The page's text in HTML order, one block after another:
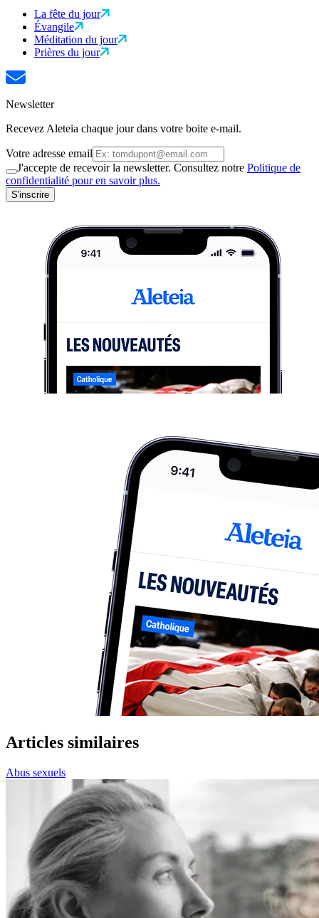
La fête du jour
Évangile
Méditation du jour
Prières du jour
Newsletter
Recevez Aleteia chaque jour dans votre boite e-mail.
Votre adresse email
J'accepte de recevoir la newsletter. Consultez notre Politique de
confidentialité pour en savoir plus.
S'inscrire
Articles similaires
Abus sexuels